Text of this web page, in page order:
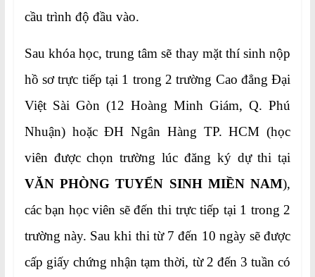
cầu trình độ đầu vào.
Sau khóa học, trung tâm sẽ thay mặt thí sinh nộp
hồ sơ trực tiếp tại 1 trong 2 trường Cao đẳng Đại
Việt Sài Gòn (12 Hoàng Minh Giám, Q. Phú
Nhuận) hoặc ĐH Ngân Hàng TP. HCM (học
viên được chọn trường lúc đăng ký dự thi tại
VĂN PHÒNG TUYỂN SINH MIỀN NAM),
các bạn học viên sẽ đến thi trực tiếp tại 1 trong 2
trường này. Sau khi thi từ 7 đến 10 ngày sẽ được
cấp giấy chứng nhận tạm thời, từ 2 đến 3 tuần có